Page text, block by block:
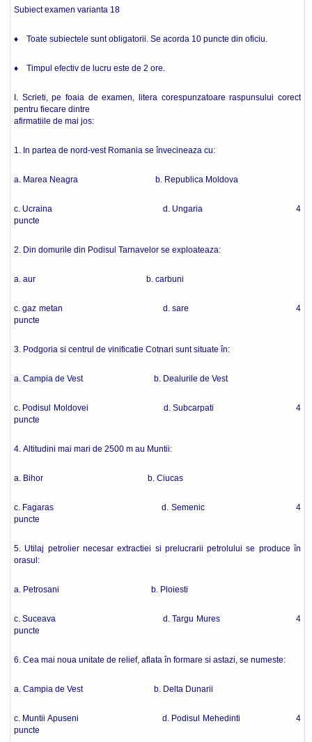
Subiect examen varianta 18
♦ Toate subiectele sunt obligatorii. Se acorda 10 puncte din oficiu.
♦ Timpul efectiv de lucru este de 2 ore.
I. Scrieti, pe foaia de examen, litera corespunzatoare raspunsului corect
pentru fiecare dintre
afirmatiile de mai jos:
1. In partea de nord-vest Romania se învecineaza cu:
a. Marea Neagra b. Republica Moldova
c. Ucraina d. Ungaria 4
puncte
2. Din domurile din Podisul Tarnavelor se exploateaza:
a. aur b. carbuni
c. gaz metan d. sare 4
puncte
3. Podgoria si centrul de vinificatie Cotnari sunt situate în:
a. Campia de Vest b. Dealurile de Vest
c. Podisul Moldovei d. Subcarpati 4
puncte
4. Altitudini mai mari de 2500 m au Muntii:
a. Bihor b. Ciucas
c. Fagaras d. Semenic 4
puncte
5. Utilaj petrolier necesar extractiei si prelucrarii petrolului se produce în
orasul:
a. Petrosani b. Ploiesti
c. Suceava d. Targu Mures 4
puncte
6. Cea mai noua unitate de relief, aflata în formare si astazi, se numeste:
a. Campia de Vest b. Delta Dunarii
c. Muntii Apuseni d. Podisul Mehedinti 4
puncte